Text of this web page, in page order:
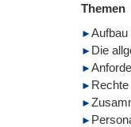
Themen
Die